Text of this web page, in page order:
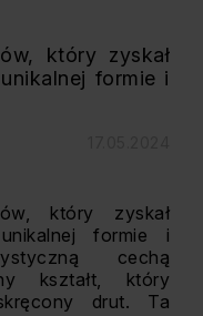
który zyskał
formie i
który zyskał
formie i
cechą
kształt, który
drut. Ta